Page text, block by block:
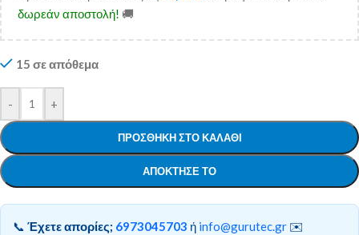
δωρεάν αποστολή! 🚚
15 σε απόθεμα
- +
ΠΡΟΣΘΉΚΗ ΣΤΟ ΚΑΛΆΘΙ
ΑΠΌΚΤΗΣΕ ΤΟ
📞 Έχετε απορίες; 6973045703 ή info@gurutec.gr ✉️